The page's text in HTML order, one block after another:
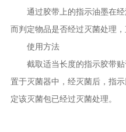
通过胶带上的指示油墨在经
而判定物品是否经过灭菌处理
使用方法
截取适当长度的指示胶带贴
置于灭菌器中，经灭菌后，指
定该灭菌包已经过灭菌处理。